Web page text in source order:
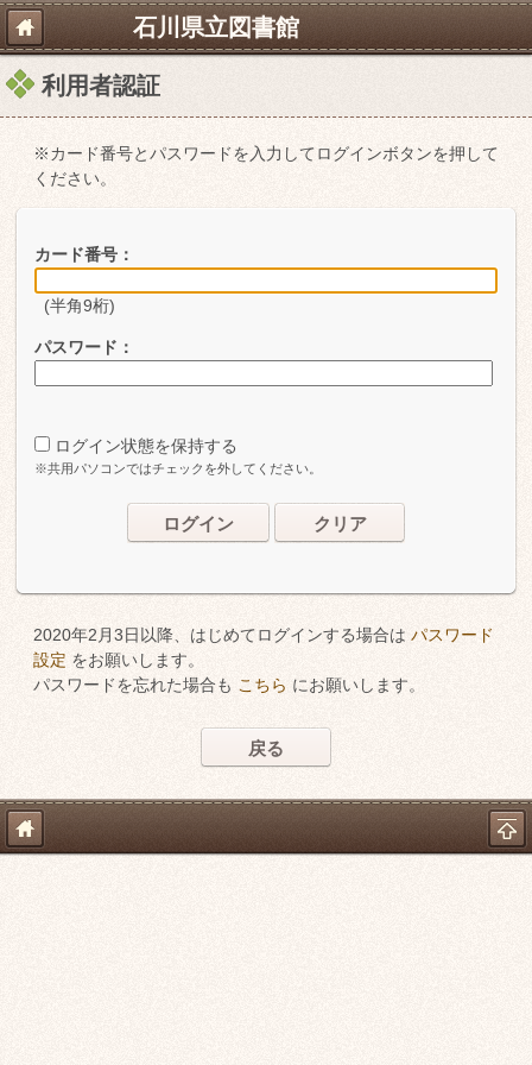
石川県立図書館
利用者認証
※カード番号とパスワードを入力してログインボタンを押して
ください。
カード番号：
(半角9桁)
パスワード：
ログイン状態を保持する
※共用パソコンではチェックを外してください。
ログイン クリア
2020年2月3日以降、はじめてログインする場合は パスワード
設定 をお願いします。
パスワードを忘れた場合も こちら にお願いします。
戻る